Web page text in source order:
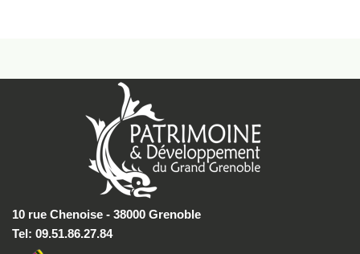
10 rue Chenoise - 38000 Grenoble
Tel: 09.51.86.27.84